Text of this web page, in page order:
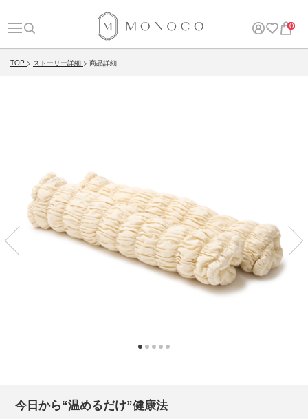
0
TOP ストーリー詳細 商品詳細
今日から“温めるだけ”健康法